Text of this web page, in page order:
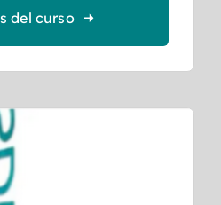
del curso